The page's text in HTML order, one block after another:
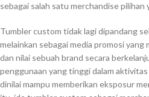
sebagai salah satu merchandise pilihan
Tumbler custom tidak lagi dipandang
melainkan sebagai media promosi
dan nilai sebuah brand secara
penggunaan yang tinggi dalam
dinilai mampu memberikan eksposur